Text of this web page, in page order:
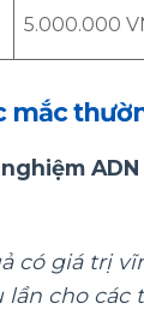
5.000.000
mắc
có giá trị
cho các